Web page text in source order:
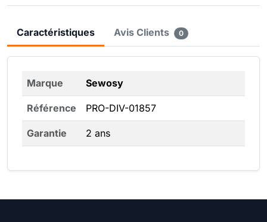
Caractéristiques Avis Clients 0
Marque Sewosy
Référence PRO-DIV-01857
Garantie 2 ans